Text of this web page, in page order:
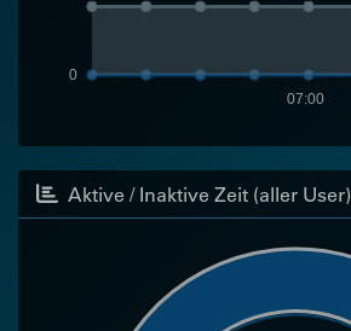
0
07:00
Aktive / Inaktive Zeit (aller User)